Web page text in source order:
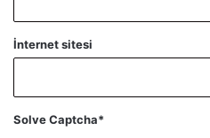
İnternet sitesi
Solve Captcha*